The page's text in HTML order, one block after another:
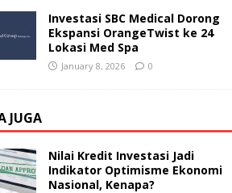
Investasi SBC Medical Dorong
Ekspansi OrangeTwist ke 24
Lokasi Med Spa
January 8, 2026 0
JUGA
Nilai Kredit Investasi Jadi
Indikator Optimisme Ekonomi
Nasional, Kenapa?